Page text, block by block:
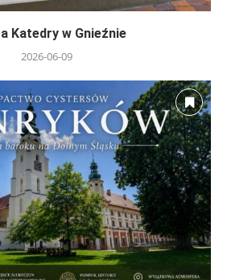
Katedry w Gnieźnie
2026-06-09